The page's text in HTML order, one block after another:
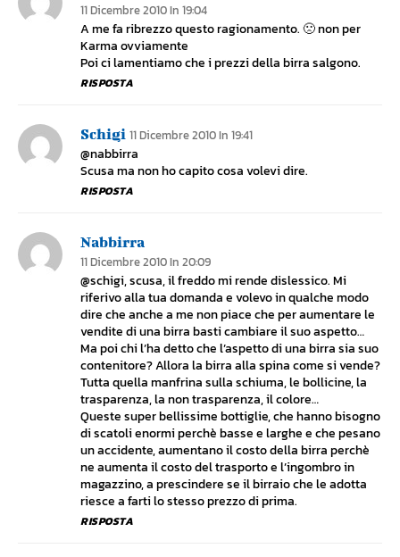
11 Dicembre 2010 In 19:04
A me fa ribrezzo questo ragionamento. 🙁 non per
Karma ovviamente
Poi ci lamentiamo che i prezzi della birra salgono.
RISPOSTA
Schigi 11 Dicembre 2010 In 19:41
@nabbirra
Scusa ma non ho capito cosa volevi dire.
RISPOSTA
Nabbirra
11 Dicembre 2010 In 20:09
@schigi, scusa, il freddo mi rende dislessico. Mi
riferivo alla tua domanda e volevo in qualche modo
dire che anche a me non piace che per aumentare le
vendite di una birra basti cambiare il suo aspetto…
Ma poi chi l’ha detto che l’aspetto di una birra sia suo
contenitore? Allora la birra alla spina come si vende?
Tutta quella manfrina sulla schiuma, le bollicine, la
trasparenza, la non trasparenza, il colore…
Queste super bellissime bottiglie, che hanno bisogno
di scatoli enormi perchè basse e larghe e che pesano
un accidente, aumentano il costo della birra perchè
ne aumenta il costo del trasporto e l’ingombro in
magazzino, a prescindere se il birraio che le adotta
riesce a farti lo stesso prezzo di prima.
RISPOSTA